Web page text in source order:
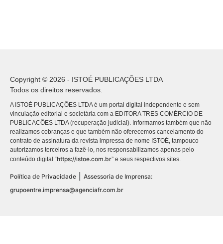
Copyright © 2026 - ISTOÉ PUBLICAÇÕES LTDA
Todos os direitos reservados.
A ISTOÉ PUBLICAÇÕES LTDA é um portal digital independente e sem
vinculação editorial e societária com a EDITORA TRES COMÉRCIO DE
PUBLICACÕES LTDA (recuperação judicial). Informamos também que não
realizamos cobranças e que também não oferecemos cancelamento do
contrato de assinatura da revista impressa de nome ISTOÉ, tampouco
autorizamos terceiros a fazê-lo, nos responsabilizamos apenas pelo
conteúdo digital “https://istoe.com.br” e seus respectivos sites.
Política de Privacidade
Assessoria de Imprensa:
grupoentre.imprensa@agenciafr.com.br